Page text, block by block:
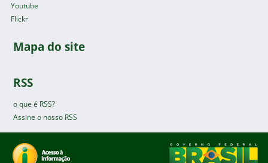
Youtube
Flickr
Mapa do site
RSS
o que é RSS?
Assine o nosso RSS